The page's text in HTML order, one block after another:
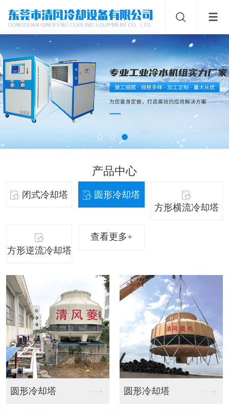
产品中心
闭式冷却塔
圆形冷却塔
方形横流冷却塔
方形逆流冷却塔
查看更多+
圆形冷却塔 方形橫流式冷卻塔